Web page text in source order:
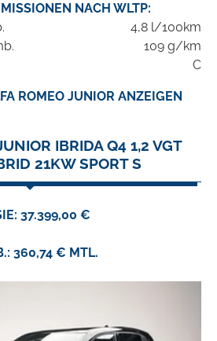
NACH WLTP:
4,8 l/100km
109 g/km
C
ROMEO JUNIOR ANZEIGEN
IBRIDA Q4 1,2 VGT
21KW SPORT S
37.399,00 €
360,74 € MTL.